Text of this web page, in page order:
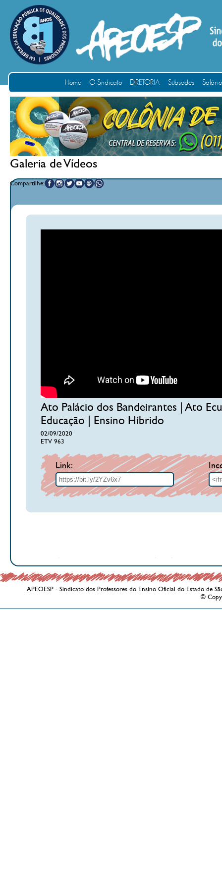
Home O Sindicato DIRETORIA Subsedes
Galeria de Vídeos
Compartilhe:
Ato Palácio dos Bandeirantes | Ato
Educação | Ensino Híbrido
02/09/2020
ETV 963
Link:
APEOESP - Sindicato dos Professores do Ensino Oficial do Estado de
©